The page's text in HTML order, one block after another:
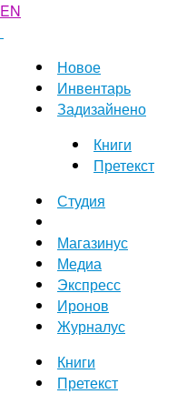
EN
Новое
Инвентарь
Задизайнено
Книги
Претекст
Студия
Магазинус
Медиа
Экспресс
Иронов
Журналус
Книги
Претекст